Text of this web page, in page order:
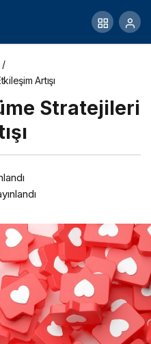
Artışı
Stratejileri
Kozmetik Fırsatları